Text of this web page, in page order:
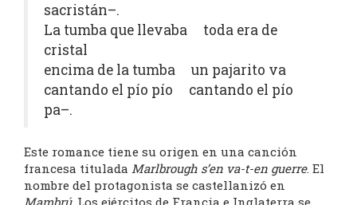
sacristán–.
La tumba que llevaba toda era de
cristal
encima de la tumba un pajarito va
cantando el pío pío cantando el pío
pa–.
Este romance tiene su origen en una canción
francesa titulada Marlbrough s’en va-t-en guerre. El
nombre del protagonista se castellanizó en
Mambrú. Los ejércitos de Francia e Inglaterra se